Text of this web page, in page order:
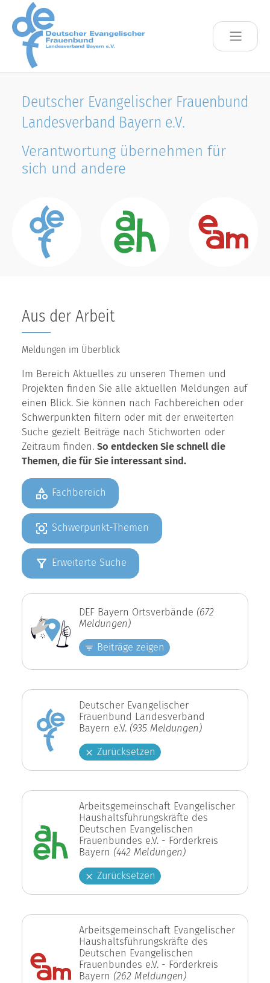
Skip to main content
Deutscher Evangelischer Frauenbund
Landesverband Bayern e.V.
Verantwortung übernehmen für
sich und andere
Aus der Arbeit
Meldungen im Überblick
Im Bereich Aktuelles zu unseren Themen und
Projekten finden Sie alle aktuellen Meldungen auf
einen Blick. Sie können nach Fachbereichen oder
Schwerpunkten filtern oder mit der erweiterten
Suche gezielt Beiträge nach Stichworten oder
Zeitraum finden. So entdecken Sie schnell die
Themen, die für Sie interessant sind.
Fachbereich
Schwerpunkt-Themen
Erweiterte Suche
DEF Bayern Ortsverbände (672
Meldungen)
Beiträge zeigen
Deutscher Evangelischer
Frauenbund Landesverband
Bayern e.V. (935 Meldungen)
Zurücksetzen
Arbeitsgemeinschaft Evangelischer
Haushaltsführungskräfte des
Deutschen Evangelischen
Frauenbundes e.V. - Förderkreis
Bayern (442 Meldungen)
Zurücksetzen
Arbeitsgemeinschaft Evangelischer
Haushaltsführungskräfte des
Deutschen Evangelischen
Frauenbundes e.V. - Förderkreis
Bayern (262 Meldungen)